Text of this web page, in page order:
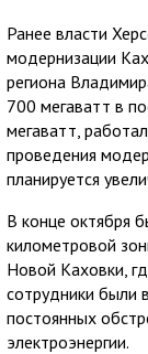
Ранее власти
модернизации
региона
700 мегаватт в
мегаватт,
проведения
планируется
В конце октября
километровой
Новой Каховки,
сотрудники были
постоянных
электроэнергии.